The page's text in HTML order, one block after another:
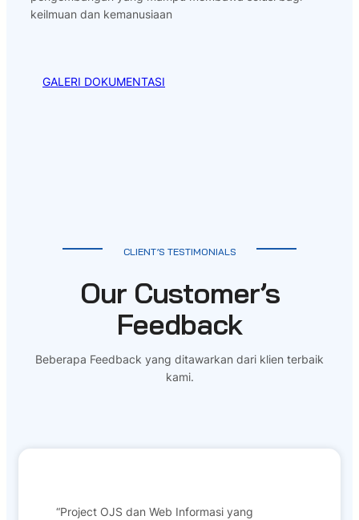
keilmuan dan kemanusiaan
GALERI DOKUMENTASI
CLIENT’S TESTIMONIALS
Our Customer’s
Feedback
Beberapa Feedback yang ditawarkan dari klien terbaik
kami.
“Project OJS dan Web Informasi yang